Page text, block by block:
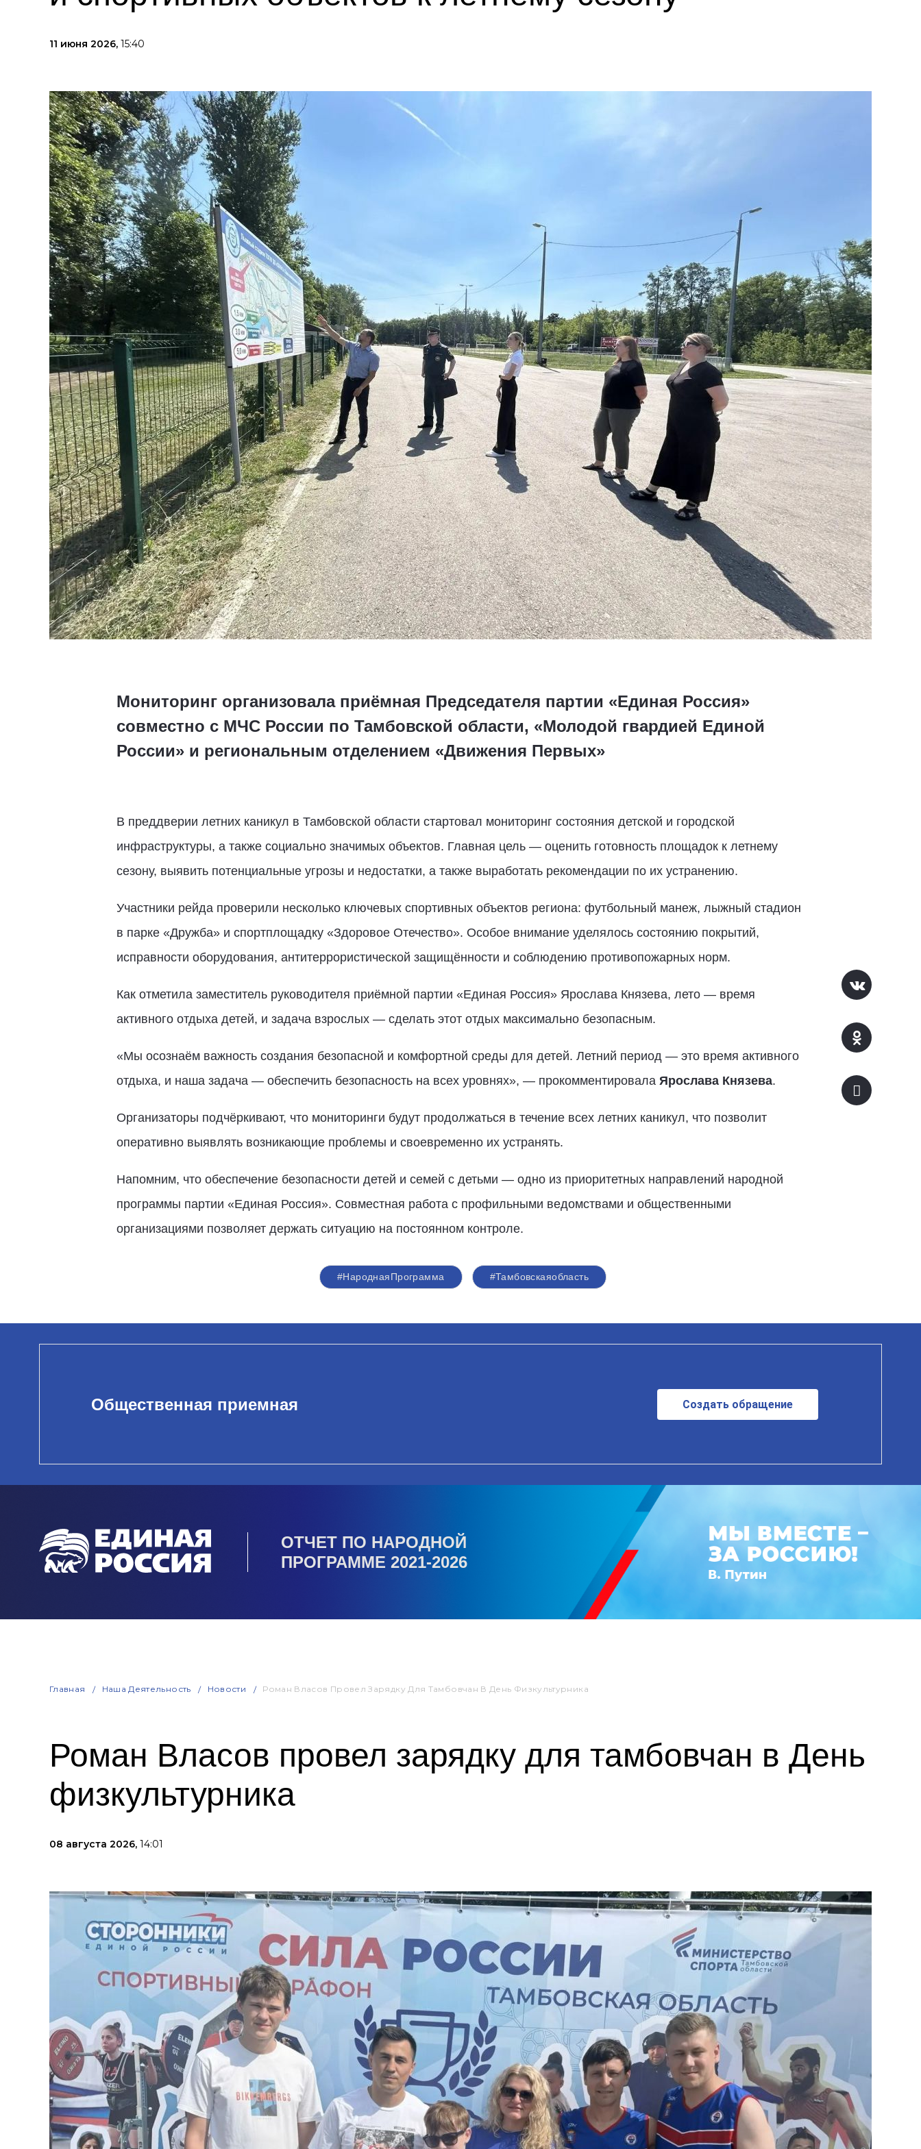
11 июня 2026, 15:40
Мониторинг организовала приёмная Председателя партии «Единая Россия»
совместно с МЧС России по Тамбовской области, «Молодой гвардией Единой
России» и региональным отделением «Движения Первых»
В преддверии летних каникул в Тамбовской области стартовал мониторинг состояния детской и городской
инфраструктуры, а также социально значимых объектов. Главная цель — оценить готовность площадок к летнему
сезону, выявить потенциальные угрозы и недостатки, а также выработать рекомендации по их устранению.
Участники рейда проверили несколько ключевых спортивных объектов региона: футбольный манеж, лыжный стадион
в парке «Дружба» и спортплощадку «Здоровое Отечество». Особое внимание уделялось состоянию покрытий,
исправности оборудования, антитеррористической защищённости и соблюдению противопожарных норм.
Как отметила заместитель руководителя приёмной партии «Единая Россия» Ярослава Князева, лето — время
активного отдыха детей, и задача взрослых — сделать этот отдых максимально безопасным.
«Мы осознаём важность создания безопасной и комфортной среды для детей. Летний период — это время активного
отдыха, и наша задача — обеспечить безопасность на всех уровнях», — прокомментировала Ярослава Князева.
Организаторы подчёркивают, что мониторинги будут продолжаться в течение всех летних каникул, что позволит
оперативно выявлять возникающие проблемы и своевременно их устранять.
Напомним, что обеспечение безопасности детей и семей с детьми — одно из приоритетных направлений народной
программы партии «Единая Россия». Совместная работа с профильными ведомствами и общественными
организациями позволяет держать ситуацию на постоянном контроле.
#НароднаяПрограмма #Тамбовскаяобласть
Общественная приемная Создать обращение
ОТЧЕТ ПО НАРОДНОЙ
ПРОГРАММЕ 2021-2026
Главная Наша Деятельность Новости Роман Власов Провел Зарядку Для Тамбовчан В День Физкультурника
Роман Власов провел зарядку для тамбовчан в День
физкультурника
08 августа 2026, 14:01